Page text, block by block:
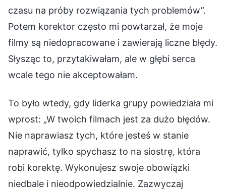
czasu na próby rozwiązania tych problemów”.
Potem korektor często mi powtarzał, że moje
filmy są niedopracowane i zawierają liczne błędy.
Słysząc to, przytakiwałam, ale w głębi serca
wcale tego nie akceptowałam.
To było wtedy, gdy liderka grupy powiedziała mi
wprost: „W twoich filmach jest za dużo błędów.
Nie naprawiasz tych, które jesteś w stanie
naprawić, tylko spychasz to na siostrę, która
robi korektę. Wykonujesz swoje obowiązki
niedbale i nieodpowiedzialnie. Zazwyczaj